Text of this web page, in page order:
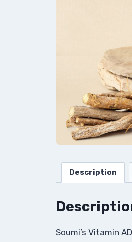
Description
Soumi’s Vitamin